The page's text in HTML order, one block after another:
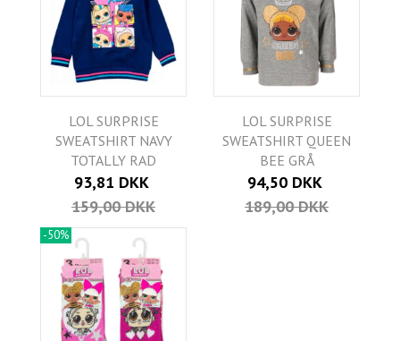
LOL SURPRISE
SWEATSHIRT NAVY
TOTALLY RAD
93,81 DKK
159,00 DKK
LOL SURPRISE
SWEATSHIRT QUEEN
BEE GRÅ
94,50 DKK
189,00 DKK
-50%